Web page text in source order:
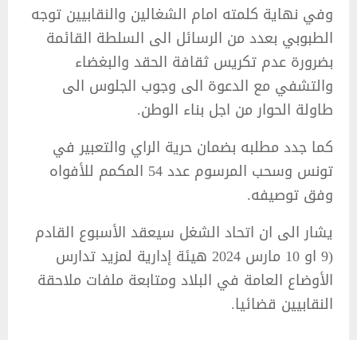
وفي نهاية كلمته امام الشغالين والنقابيين توجه
الطبوبي بعدد من الرسائل الى السلطة القائمة
بضرورة عدم تكريس ثقافة الحقد والبغضاء
والتشفي مع الدعوة الى وجوب الجلوس الى
طاولة الحوار من اجل بناء الوطن.
كما جدد مطلبه بضمان حرية الراي والتعبير في
تونس وسحب المرسوم عدد 54 المكمم للأفواه
وفق توصيفه.
يشار الى ان اتحاد الشغل سيعقد الأسبوع القادم
(9 او 10 مارس 2024 هيئة إدارية لمزيد تدارس
الأوضاع العامة في البلاد ومتابعة ملفات ملاحقة
النقابيين قضائيا.